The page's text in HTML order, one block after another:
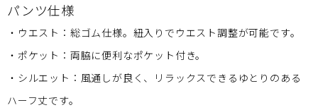
パンツ仕様
・ウエスト：総ゴム仕様。紐入りでウエスト調整が可能です。
・ポケット：両脇に便利なポケット付き。
・シルエット：風通しが良く、リラックスできるゆとりのある
ハーフ丈です。